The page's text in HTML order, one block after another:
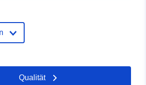
Aktualisiert auf data.europa.eu:
02 August 2026
Qualität